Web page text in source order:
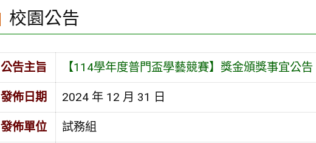
校園公告
公告主旨 【114學年度普門盃學藝競賽】獎金頒獎事宜公告
發佈日期 2024 年 12 月 31 日
發佈單位 試務組